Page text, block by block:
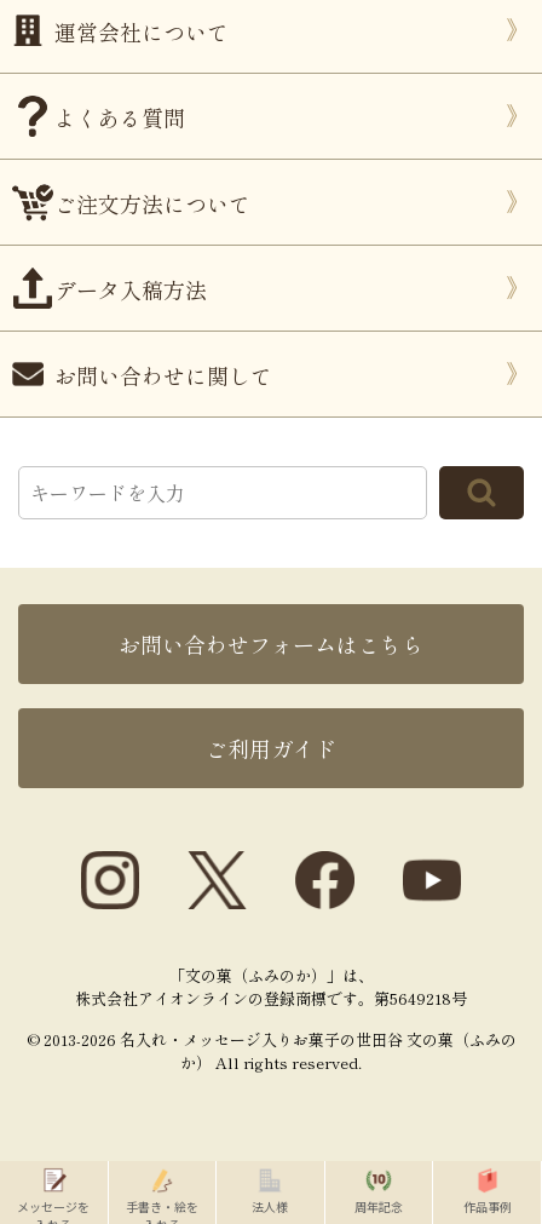
運営会社について
よくある質問
ご注文方法について
データ入稿方法
お問い合わせに関して
お問い合わせフォームはこちら
ご利用ガイド
「文の菓（ふみのか）」は、
株式会社アイオンラインの登録商標です。第5649218号
© 2013-2026 名入れ・メッセージ入りお菓子の世田谷 文の菓（ふみの
か） All rights reserved.
メッセージを
手書き・絵を
法人様 周年記念 作品事例